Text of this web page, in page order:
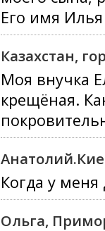
Его имя Илья
Казахстан,
Моя внучка
крещёная.
Когда у меня
Ольга,